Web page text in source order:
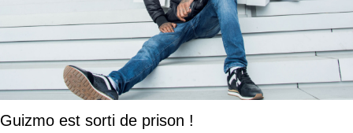
Guizmo est sorti de prison !